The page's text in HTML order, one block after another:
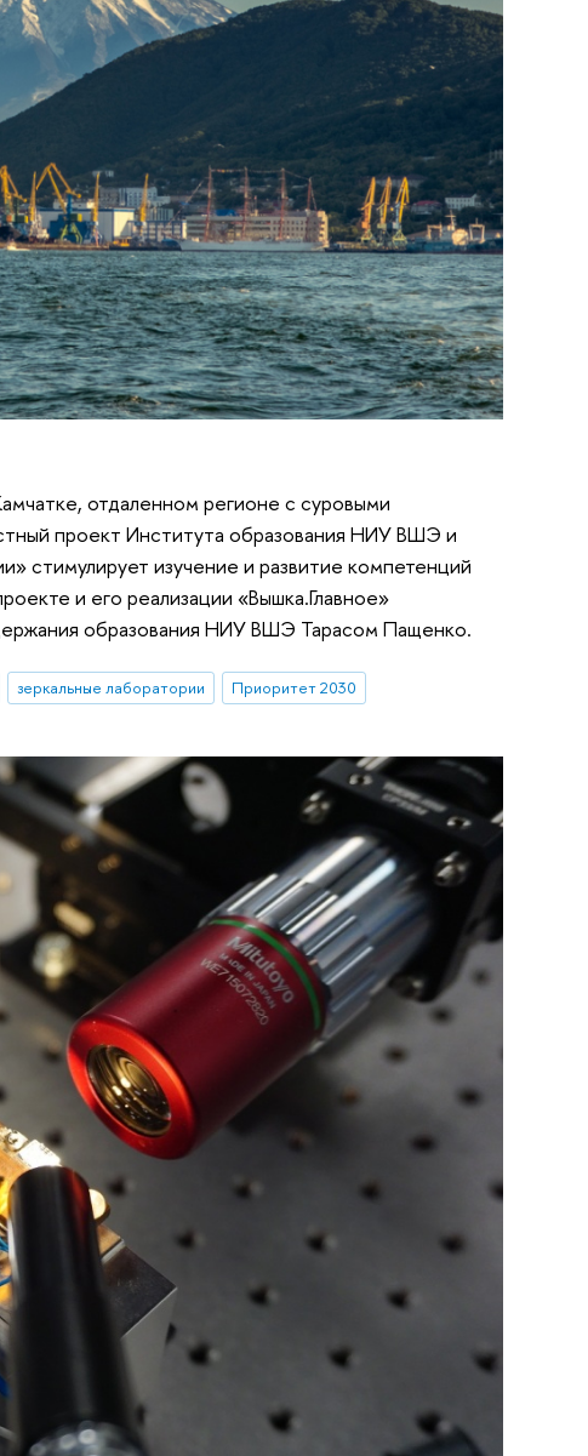
отдаленном регионе с суровыми
проект Института образования НИУ ВШЭ и
стимулирует изучение и развитие компетенций
и его реализации «Вышка.Главное»
образования НИУ ВШЭ Тарасом Пащенко.
зеркальные лаборатории Приоритет 2030